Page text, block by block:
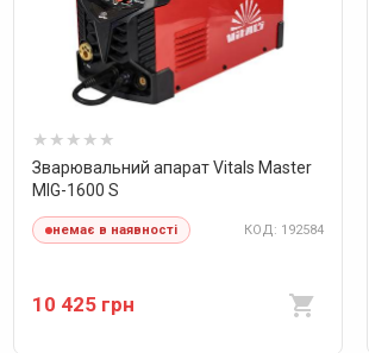
Зварювальний апарат Vitals Master
MIG-1600 S
немає в наявності КОД: 192584
10 425 грн